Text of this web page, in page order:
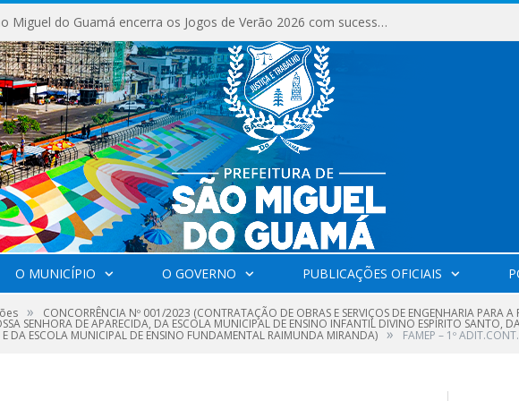
São Miguel do Guamá encerra os Jogos de Verão 2026 com sucesso de público e competições.
O MUNICÍPIO O GOVERNO PUBLICAÇÕES OFICIAIS
» CONCORRÊNCIA Nº 001/2023 (CONTRATAÇÃO DE OBRAS E SERVIÇOS DE ENGENHARIA PARA
SENHORA DE APARECIDA, DA ESCOLA MUNICIPAL DE ENSINO INFANTIL DIVINO ESPÍRITO SANTO,
DA ESCOLA MUNICIPAL DE ENSINO FUNDAMENTAL RAIMUNDA MIRANDA) » FAMEP – 1º